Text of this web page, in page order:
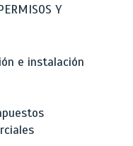
Y
e instalación